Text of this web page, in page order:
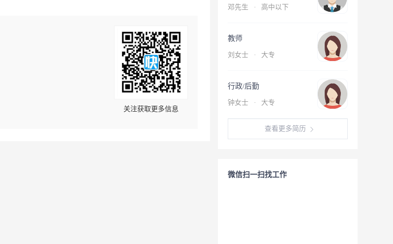
关注获取更多信息
邓先生 · 高中以下
教师
刘女士 · 大专
行政/后勤
钟女士 · 大专
查看更多简历
微信扫一扫找工作